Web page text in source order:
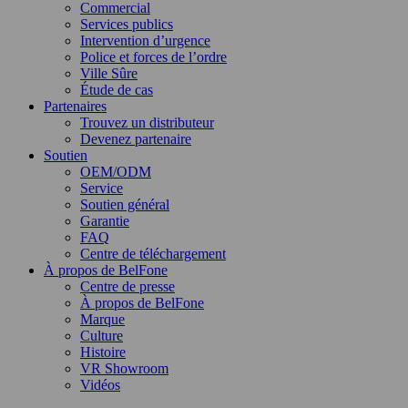
Commercial
Services publics
Intervention d’urgence
Police et forces de l’ordre
Ville Sûre
Étude de cas
Partenaires
Trouvez un distributeur
Devenez partenaire
Soutien
OEM/ODM
Service
Soutien général
Garantie
FAQ
Centre de téléchargement
À propos de BelFone
Centre de presse
À propos de BelFone
Marque
Culture
Histoire
VR Showroom
Vidéos